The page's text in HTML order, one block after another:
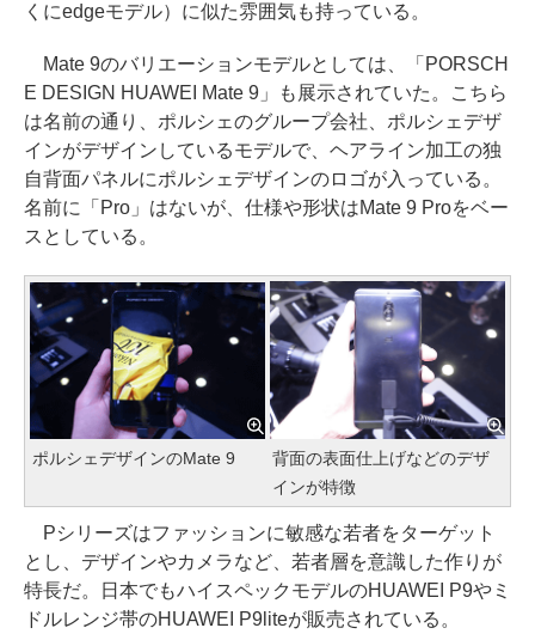
くにedgeモデル）に似た雰囲気も持っている。
Mate 9のバリエーションモデルとしては、「PORSCH
E DESIGN HUAWEI Mate 9」も展示されていた。こちら
は名前の通り、ポルシェのグループ会社、ポルシェデザ
インがデザインしているモデルで、ヘアライン加工の独
自背面パネルにポルシェデザインのロゴが入っている。
名前に「Pro」はないが、仕様や形状はMate 9 Proをベー
スとしている。
ポルシェデザインのMate 9
背面の表面仕上げなどのデザ
インが特徴
Pシリーズはファッションに敏感な若者をターゲット
とし、デザインやカメラなど、若者層を意識した作りが
特長だ。日本でもハイスペックモデルのHUAWEI P9やミ
ドルレンジ帯のHUAWEI P9liteが販売されている。